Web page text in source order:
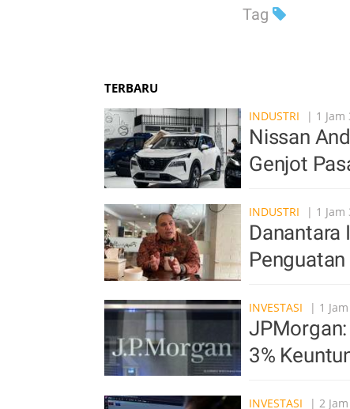
Tag
TERBARU
INDUSTRI
| 1
Nissan
Genjot
INDUSTRI | 1
Danantara
INVESTASI | 1
3%
INVESTASI | 2